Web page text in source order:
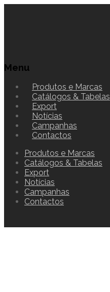
Menu
Produtos e Marcas
Catálogos & Tabelas
Export
Notícias
Campanhas
Contactos
Produtos e Marcas
Catálogos & Tabelas
Export
Notícias
Campanhas
Contactos